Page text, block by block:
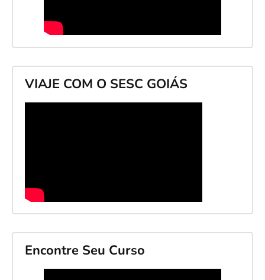
VIAJE COM O SESC GOIÁS
Encontre Seu Curso